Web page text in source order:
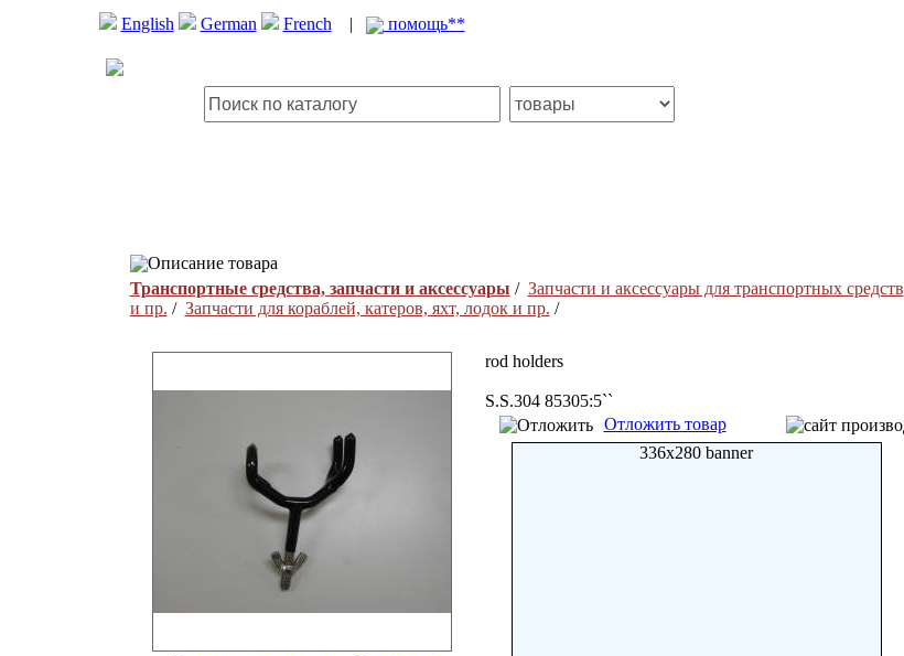
English German French | помощь**
Описание товара
Транспортные средства, запчасти и аксессуары / Запчасти и аксесcуары для транспортных средств
и пр. / Запчасти для кораблей, катеров, яхт, лодок и пр. /
rod holders
S.S.304 85305:5``
Отложить товар
336x280 banner